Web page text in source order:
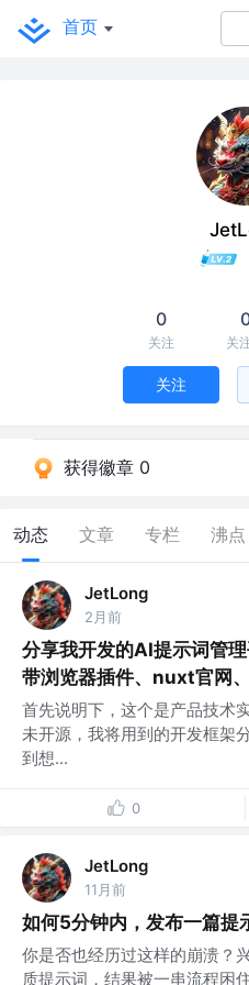
首页
0
关注 关
关注
获得徽章 0
动态 文章 专栏 沸点
JetLong
2月前
分享我开发的AI提示词管
带浏览器插件、nuxt官网
首先说明下，这个是产品技术
未开源，我将用到的开发框架
到想...
0
JetLong
11月前
如何5分钟内，发布一篇提
你是否也经历过这样的崩溃？
质提示词，结果被一串流程困